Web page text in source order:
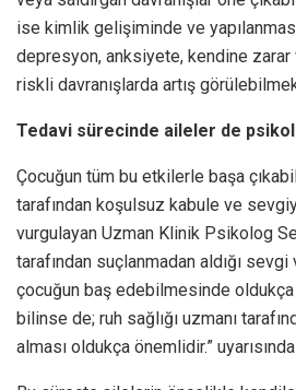
ise kimlik gelişiminde ve
depresyon, anksiyete, kendine zarar
riskli davranışlarda artış
Tedavi sürecinde aileler de
Çocuğun tüm bu etkilerle başa
tarafından koşulsuz kabule ve
vurgulayan Uzman Klinik Psikolog
tarafından suçlanmadan aldığı
çocuğun baş edebilmesinde oldukça
bilinse de; ruh sağlığı uzmanı
alması oldukça önemlidir.”